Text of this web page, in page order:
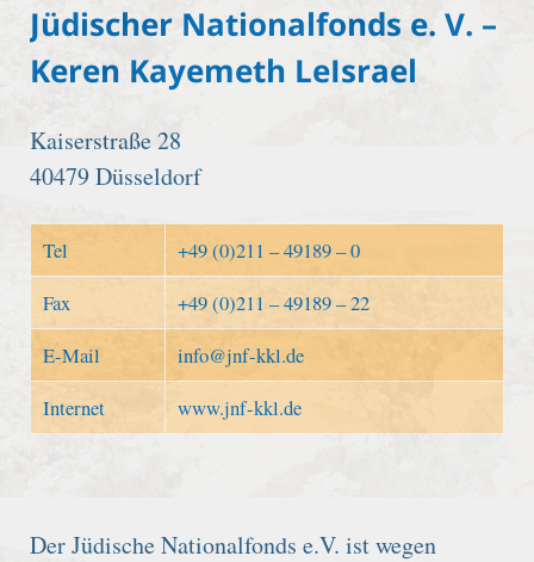
Jüdischer Nationalfonds e. V. –
Keren Kayemeth LeIsrael
Kaiserstraße 28
40479 Düsseldorf
Tel
+49 (0)211 – 49189 – 0
Fax
+49 (0)211 – 49189 – 22
E-Mail
info@jnf-kkl.de
Internet
www.jnf-kkl.de
Der Jüdische Nationalfonds e.V. ist wegen